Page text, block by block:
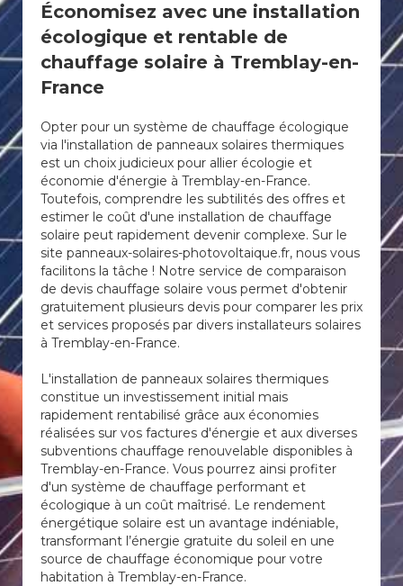
Économisez avec une installation
écologique et rentable de
chauffage solaire à Tremblay-en-
France
Opter pour un système de chauffage écologique
via l'installation de panneaux solaires thermiques
est un choix judicieux pour allier écologie et
économie d'énergie à Tremblay-en-France.
Toutefois, comprendre les subtilités des offres et
estimer le coût d'une installation de chauffage
solaire peut rapidement devenir complexe. Sur le
site panneaux-solaires-photovoltaique.fr, nous vous
facilitons la tâche ! Notre service de comparaison
de devis chauffage solaire vous permet d'obtenir
gratuitement plusieurs devis pour comparer les prix
et services proposés par divers installateurs solaires
à Tremblay-en-France.
L'installation de panneaux solaires thermiques
constitue un investissement initial mais
rapidement rentabilisé grâce aux économies
réalisées sur vos factures d'énergie et aux diverses
subventions chauffage renouvelable disponibles à
Tremblay-en-France. Vous pourrez ainsi profiter
d'un système de chauffage performant et
écologique à un coût maîtrisé. Le rendement
énergétique solaire est un avantage indéniable,
transformant l’énergie gratuite du soleil en une
source de chauffage économique pour votre
habitation à Tremblay-en-France.